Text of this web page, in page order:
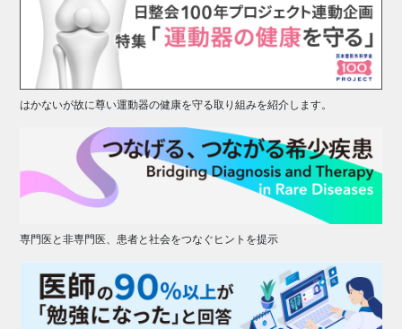
はかないが故に尊い運動器の健康を守る取り組みを紹介します。
専門医と非専門医、患者と社会をつなぐヒントを提示